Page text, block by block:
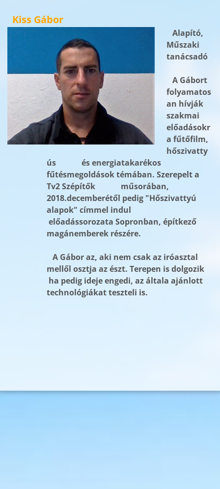
Kiss Gábor
Alapító,
Műszaki
tanácsadó
A Gábort
folyamatos
an hívják
szakmai
előadásokr
a fűtőfilm,
hőszivatty
ús és energiatakarékos
fűtésmegoldások témában. Szerepelt a
Tv2 Szépítők műsorában,
2018.decemberétől pedig "Hőszivattyú
alapok" címmel indul
előadássorozata Sopronban, építkező
magánemberek részére.
A Gábor az, aki nem csak az iróasztal
mellől osztja az észt. Terepen is dolgozik
ha pedig ideje engedi, az általa ajánlott
technológiákat teszteli is.